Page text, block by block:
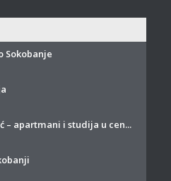
Sokobanje
– apartmani i studija u cen...